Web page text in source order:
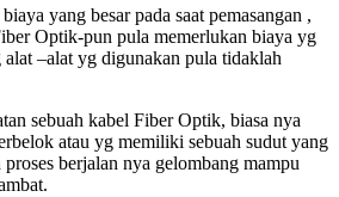
yang besar pada saat pemasangan ,
Optik-pun pula memerlukan biaya yg
–alat yg digunakan pula tidaklah
sebuah kabel Fiber Optik, biasa nya
atau yg memiliki sebuah sudut yang
berjalan nya gelombang mampu